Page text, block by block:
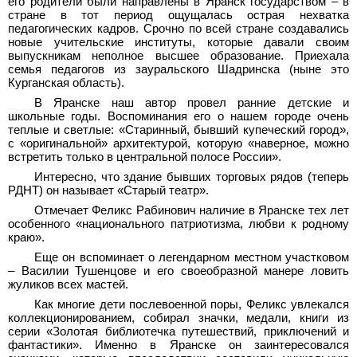
стране в тот период ощущалась острая нехватка
педагогических кадров. Срочно по всей стране создавались
новые учительские институты, которые давали своим
выпускникам неполное высшее образование. Приехала
семья педагогов из зауральского Шадринска (ныне это
Курганская область).
В Яранске наш автор провел ранние детские и
школьные годы. Воспоминания его о нашем городе очень
теплые и светлые: «Старинный, бывший купеческий город»,
с «оригинальной» архитектурой, которую «наверное, можно
встретить только в центральной полосе России».
Интересно, что здание бывших торговых рядов (теперь
РДНТ) он называет «Старый театр».
Отмечает Феликс Рабинович наличие в Яранске тех лет
особенного «национального патриотизма, любви к родному
краю».
Еще он вспоминает о легендарном местном участковом
– Василии Тушенцове и его своеобразной манере ловить
жуликов всех мастей.
Как многие дети послевоенной поры, Феликс увлекался
коллекционированием, собирал значки, медали, книги из
серии «Золотая библиотечка путешествий, приключений и
фантастики». Именно в Яранске он заинтересовался